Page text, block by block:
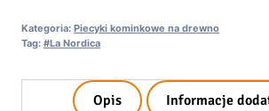
Kategoria: Piecyki kominkowe na drewno
Tag: #La Nordica
Opis Informacje